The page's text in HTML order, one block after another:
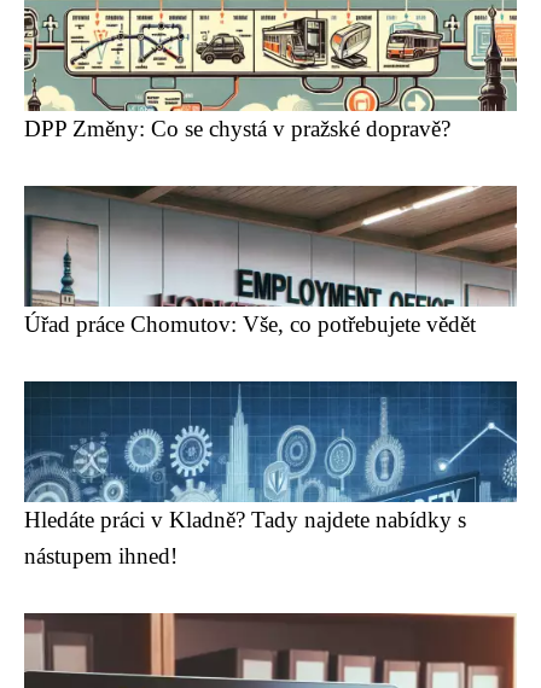
DPP Změny: Co se chystá v pražské dopravě?
Úřad práce Chomutov: Vše, co potřebujete vědět
Hledáte práci v Kladně? Tady najdete nabídky s
nástupem ihned!